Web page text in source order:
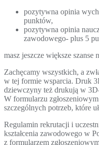
pozytywna opinia
punktów,
pozytywna opinia
zawodowego- plus 5
masz jeszcze większe szanse
Zachęcamy wszystkich, a
w tej formie wsparcia. Druk
dziewczyny też drukują w
W formularzu
szczególnych potrzeb, które
Regulamin rekrutacji i
kształcenia zawodowego w
z formularzem